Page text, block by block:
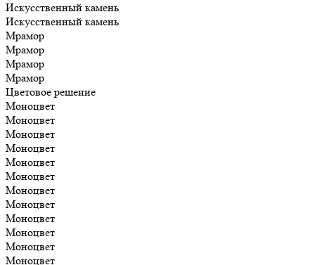
Искусственный камень
Искусственный камень
Мрамор
Мрамор
Мрамор
Мрамор
Цветовое решение
Моноцвет
Моноцвет
Моноцвет
Моноцвет
Моноцвет
Моноцвет
Моноцвет
Моноцвет
Моноцвет
Моноцвет
Моноцвет
Моноцвет